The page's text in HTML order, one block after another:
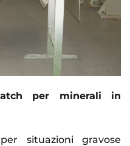
per minerali in
situazioni gravose